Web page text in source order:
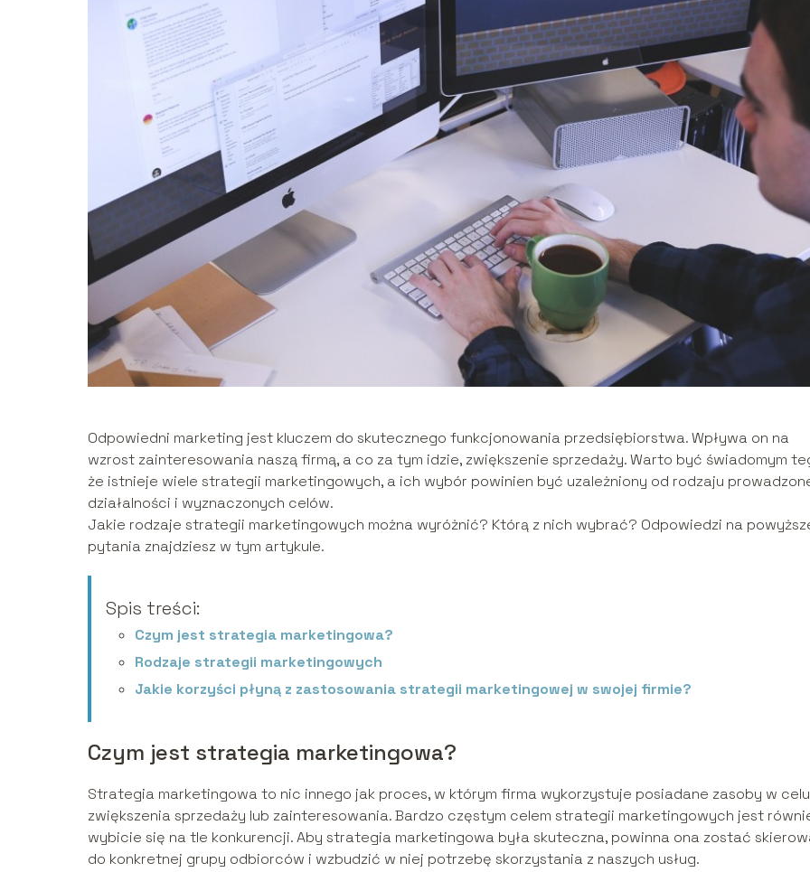
Odpowiedni marketing jest kluczem do skutecznego funkcjonowania przedsiębiorstwa. Wpływa on na
wzrost zainteresowania naszą firmą, a co za tym idzie, zwiększenie sprzedaży. Warto być świadomym
że istnieje wiele strategii marketingowych, a ich wybór powinien być uzależniony od rodzaju
działalności i wyznaczonych celów.
Jakie rodzaje strategii marketingowych można wyróżnić? Którą z nich wybrać? Odpowiedzi na
pytania znajdziesz w tym artykule.
Spis treści:
Czym jest strategia marketingowa?
Rodzaje strategii marketingowych
Jakie korzyści płyną z zastosowania strategii marketingowej w swojej firmie?
Czym jest strategia marketingowa?
Strategia marketingowa to nic innego jak proces, w którym firma wykorzystuje posiadane zasoby w celu
zwiększenia sprzedaży lub zainteresowania. Bardzo częstym celem strategii marketingowych jest
wybicie się na tle konkurencji. Aby strategia marketingowa była skuteczna, powinna ona zostać
do konkretnej grupy odbiorców i wzbudzić w niej potrzebę skorzystania z naszych usług.